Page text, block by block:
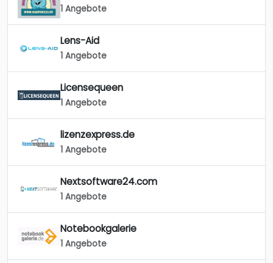
1 Angebote
Lens-Aid
1 Angebote
Licensequeen
1 Angebote
lizenzexpress.de
1 Angebote
Nextsoftware24.com
1 Angebote
Notebookgalerie
1 Angebote